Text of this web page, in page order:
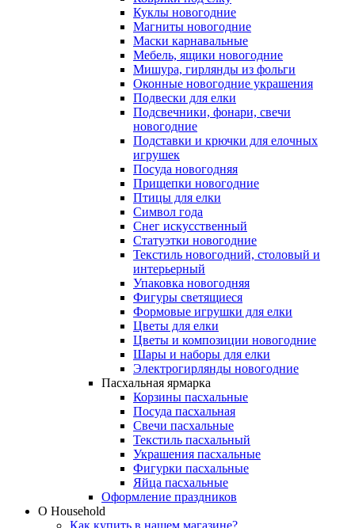
Куклы новогодние
Магниты новогодние
Маски карнавальные
Мебель, ящики новогодние
Мишура, гирлянды из фольги
Оконные новогодние украшения
Подвески для елки
Подсвечники, фонари, свечи
новогодние
Подставки и крючки для елочных
игрушек
Посуда новогодняя
Прищепки новогодние
Птицы для елки
Символ года
Снег искусственный
Статуэтки новогодние
Текстиль новогодний, столовый и
интерьерный
Упаковка новогодняя
Фигуры светящиеся
Формовые игрушки для елки
Цветы для елки
Цветы и композиции новогодние
Шары и наборы для елки
Электрогирлянды новогодние
Пасхальная ярмарка
Корзины пасхальные
Посуда пасхальная
Свечи пасхальные
Текстиль пасхальный
Украшения пасхальные
Фигурки пасхальные
Яйца пасхальные
Оформление праздников
О Household
Как купить в нашем магазине?